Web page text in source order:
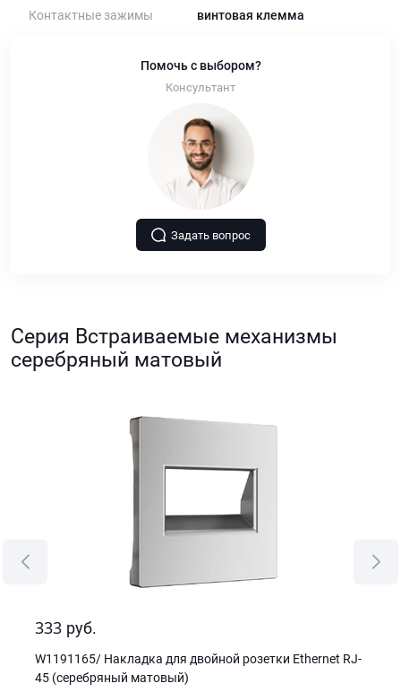
Контактные зажимы винтовая клемма
Помочь с выбором?
Консультант
Задать вопрос
Серия Встраиваемые механизмы
серебряный матовый
333 руб.
W1191165/ Накладка для двойной розетки Еthernet RJ-
45 (серебряный матовый)